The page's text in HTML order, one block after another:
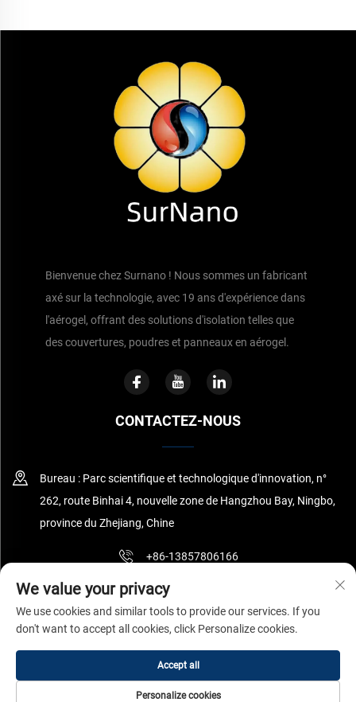
Bienvenue chez Surnano ! Nous sommes un fabricant
axé sur la technologie, avec 19 ans d'expérience dans
l'aérogel, offrant des solutions d'isolation telles que
des couvertures, poudres et panneaux en aérogel.
CONTACTEZ-NOUS
Bureau : Parc scientifique et technologique d'innovation, n°
262, route Binhai 4, nouvelle zone de Hangzhou Bay, Ningbo,
province du Zhejiang, Chine
+86-13857806166
[email protected]
Copyright © Ningbo Surnano Aerogel Co.,Ltd Tous droits réservés
Politique de confidentialité
We value your privacy
We use cookies and similar tools to provide our services. If you
don't want to accept all cookies, click Personalize cookies.
Personalize cookies
Accept all